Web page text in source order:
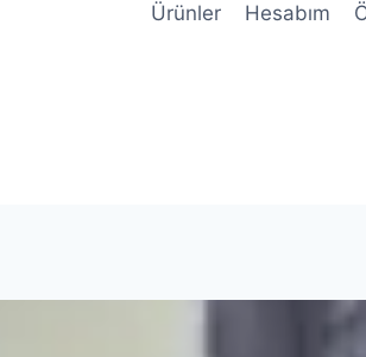
Ürünler Hesabım